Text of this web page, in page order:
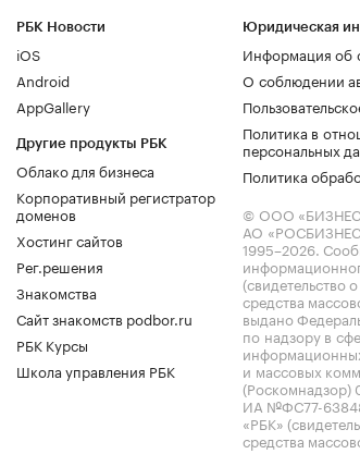
РБК Новости
iOS
Android
AppGallery
Другие продукты РБК
Облако для бизнеса
Корпоративный регистратор
доменов
Хостинг сайтов
Рег.решения
Знакомства
Сайт знакомств podbor.ru
РБК Курсы
Школа управления РБК
Юридическая
Информация об
О соблюдении
Политика в
персональных
Политика
© ООО
АО
1995–2026.
(свидетельство
средства
выдано
по надзору в
и массовых
(Роскомнадзор)
ИА №ФС77-
«РБК»
средства